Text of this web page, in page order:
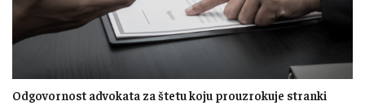
Odgovornost advokata za štetu koju prouzrokuje stranki